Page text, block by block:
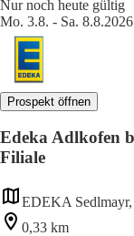
Nur noch heute gültig
Mo. 3.8. - Sa. 8.8.2026
Prospekt öffnen
Edeka Adlkofen
Filiale
EDEKA Sedlmayr,
0,33 km